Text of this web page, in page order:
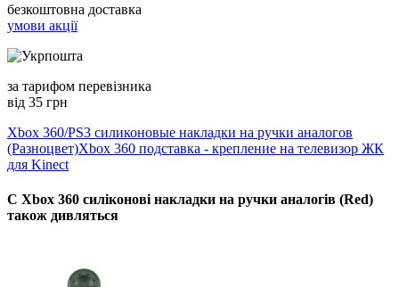
безкоштовна доставка
умови акції
за тарифом перевізника
від 35 грн
Xbox 360/PS3 силиконовые накладки на ручки аналогов
(Разноцвет)Xbox 360 подставка - крепление на телевизор ЖК
для Kinect
С Xbox 360 силіконові накладки на ручки аналогів (Red)
також дивляться